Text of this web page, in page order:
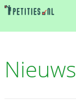
Nieuws